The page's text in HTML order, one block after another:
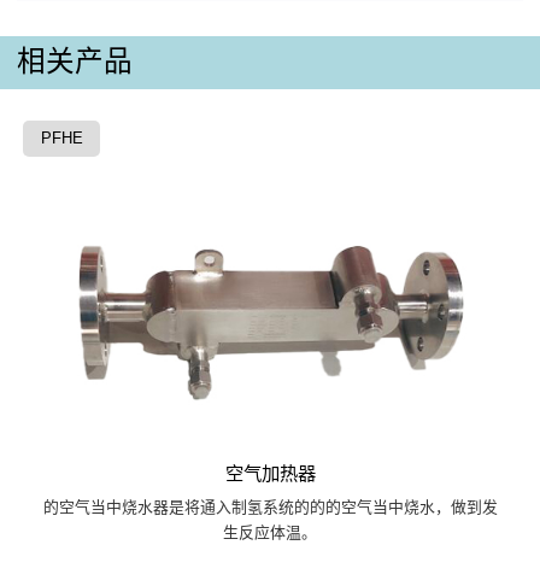
相关产品
PFHE
空气加热器
的空气当中烧水器是将通入制氢系统的的的空气当中烧水，做到发
生反应体温。